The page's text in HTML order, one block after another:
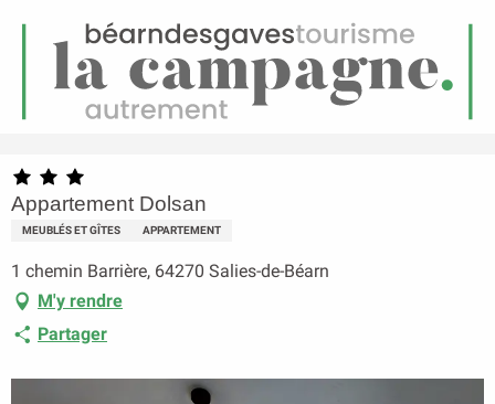
Menu
Appartement Dolsan
Appartement Dolsan
MEUBLÉS ET GÎTES APPARTEMENT
1 chemin Barrière, 64270 Salies-de-Béarn
M'y rendre
Partager